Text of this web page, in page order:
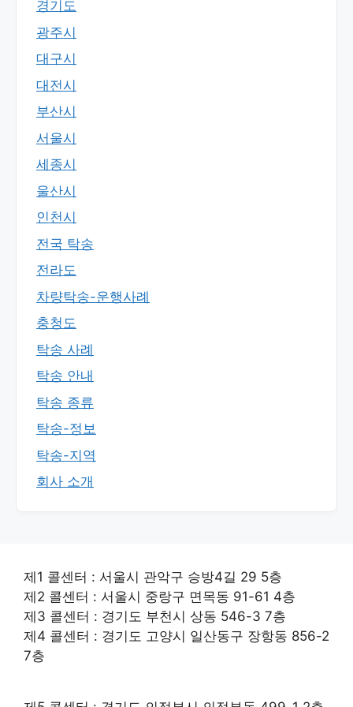
경기도
광주시
대구시
대전시
부산시
서울시
세종시
울산시
인천시
전국 탁송
전라도
차량탁송-운행사례
충청도
탁송 사례
탁송 안내
탁송 종류
탁송-정보
탁송-지역
회사 소개
제1 콜센터 : 서울시 관악구 승방4길 29 5층
제2 콜센터 : 서울시 중랑구 면목동 91-61 4층
제3 콜센터 : 경기도 부천시 상동 546-3 7층
제4 콜센터 : 경기도 고양시 일산동구 장항동 856-2
7층